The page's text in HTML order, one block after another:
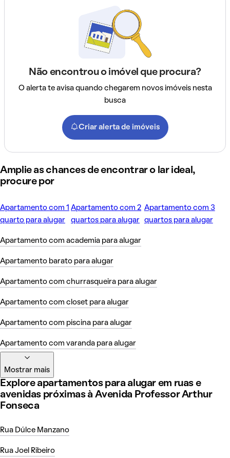
Não encontrou o imóvel que procura?
O alerta te avisa quando chegarem novos imóveis nesta
busca
Criar alerta de imóveis
Amplie as chances de encontrar o lar ideal,
procure por
Apartamento com 1
quarto para alugar
Apartamento com 2
quartos para alugar
Apartamento com 3
quartos para alugar
Apartamento com academia para alugar
Apartamento barato para alugar
Apartamento com churrasqueira para alugar
Apartamento com closet para alugar
Apartamento com piscina para alugar
Apartamento com varanda para alugar
Mostrar mais
Explore apartamentos para alugar em ruas e
avenidas próximas à Avenida Professor Arthur
Fonseca
Rua Dúlce Manzano
Rua Joel Ribeiro